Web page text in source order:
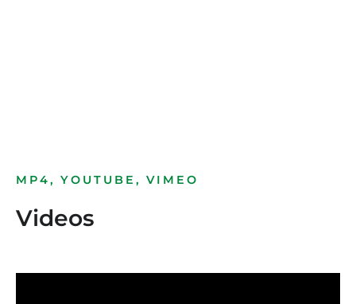
MP4, YOUTUBE, VIMEO
Videos